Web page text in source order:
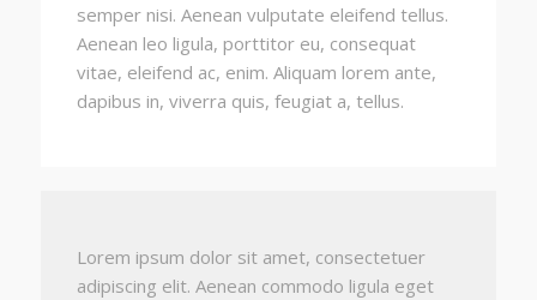
semper nisi. Aenean vulputate eleifend tellus.
Aenean leo ligula, porttitor eu, consequat
vitae, eleifend ac, enim. Aliquam lorem ante,
dapibus in, viverra quis, feugiat a, tellus.
Lorem ipsum dolor sit amet, consectetuer
adipiscing elit. Aenean commodo ligula eget